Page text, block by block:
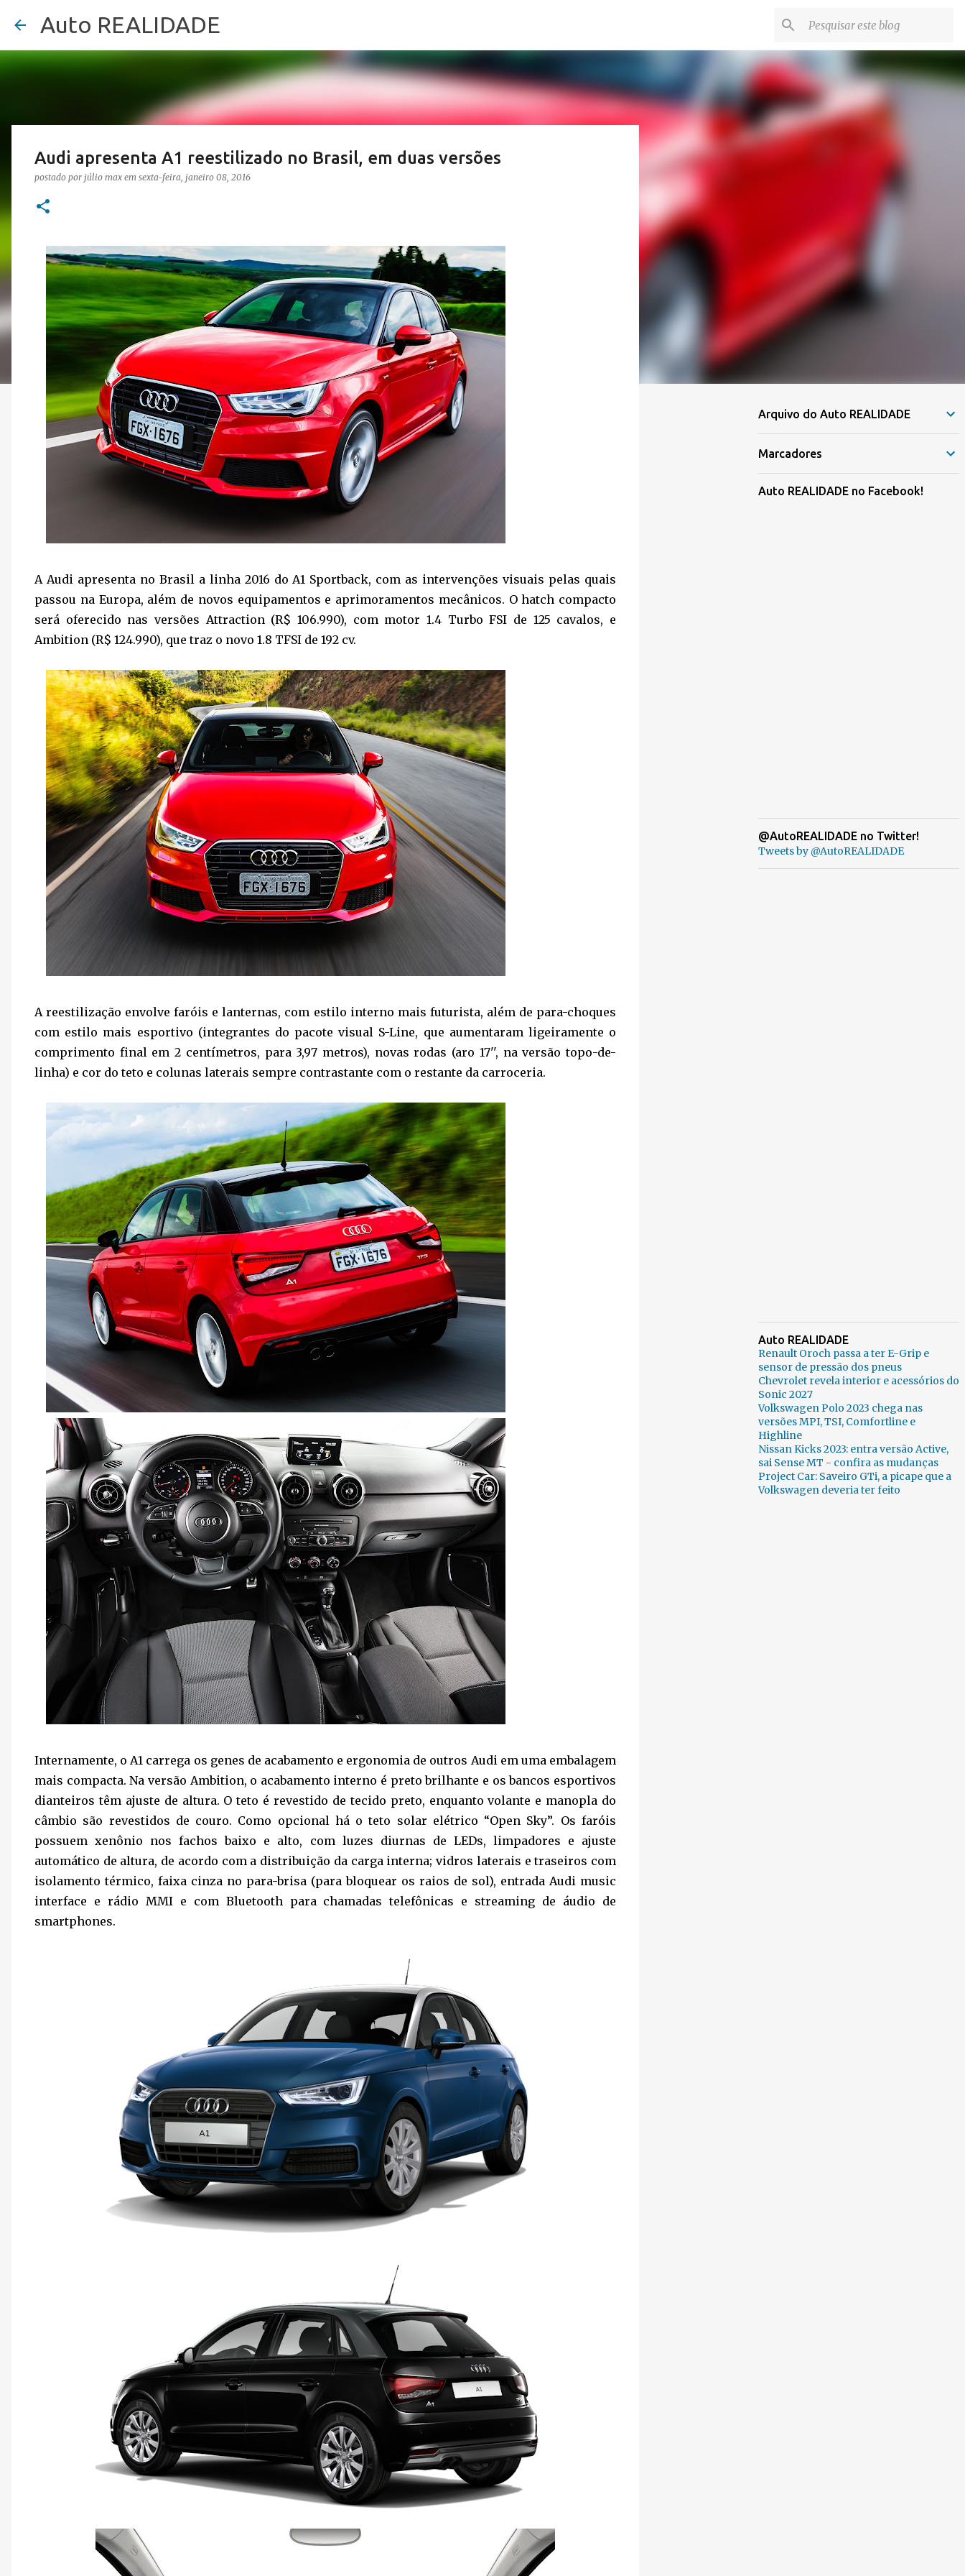
Auto REALIDADE
Audi apresenta A1 reestilizado no Brasil, em duas versões
postado por júlio max em sexta-feira, janeiro 08, 2016
A Audi apresenta no Brasil a linha 2016 do A1 Sportback, com as intervenções visuais pelas quais
passou na Europa, além de novos equipamentos e aprimoramentos mecânicos. O hatch compacto
será oferecido nas versões Attraction (R$ 106.990), com motor 1.4 Turbo FSI de 125 cavalos, e
Ambition (R$ 124.990), que traz o novo 1.8 TFSI de 192 cv.
A reestilização envolve faróis e lanternas, com estilo interno mais futurista, além de para-choques
com estilo mais esportivo (integrantes do pacote visual S-Line, que aumentaram ligeiramente o
comprimento final em 2 centímetros, para 3,97 metros), novas rodas (aro 17'', na versão topo-de-
linha) e cor do teto e colunas laterais sempre contrastante com o restante da carroceria.
Internamente, o A1 carrega os genes de acabamento e ergonomia de outros Audi em uma embalagem
mais compacta. Na versão Ambition, o acabamento interno é preto brilhante e os bancos esportivos
dianteiros têm ajuste de altura. O teto é revestido de tecido preto, enquanto volante e manopla do
câmbio são revestidos de couro. Como opcional há o teto solar elétrico “Open Sky”. Os faróis
possuem xenônio nos fachos baixo e alto, com luzes diurnas de LEDs, limpadores e ajuste
automático de altura, de acordo com a distribuição da carga interna; vidros laterais e traseiros com
isolamento térmico, faixa cinza no para-brisa (para bloquear os raios de sol), entrada Audi music
interface e rádio MMI e com Bluetooth para chamadas telefônicas e streaming de áudio de
smartphones.
Arquivo do Auto REALIDADE
Marcadores
Auto REALIDADE no Facebook!
@AutoREALIDADE no Twitter!
Tweets by @AutoREALIDADE
Auto REALIDADE
Renault Oroch passa a ter E-Grip e
sensor de pressão dos pneus
Chevrolet revela interior e acessórios do
Sonic 2027
Volkswagen Polo 2023 chega nas
versões MPI, TSI, Comfortline e
Highline
Nissan Kicks 2023: entra versão Active,
sai Sense MT - confira as mudanças
Project Car: Saveiro GTi, a picape que a
Volkswagen deveria ter feito